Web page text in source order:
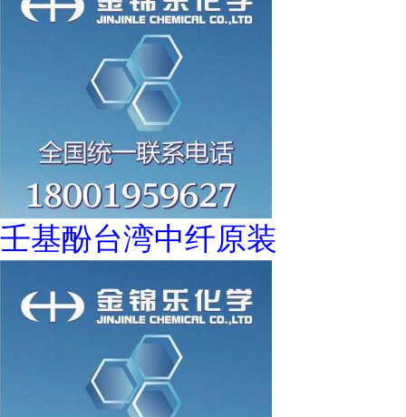
壬基酚台湾中纤原装